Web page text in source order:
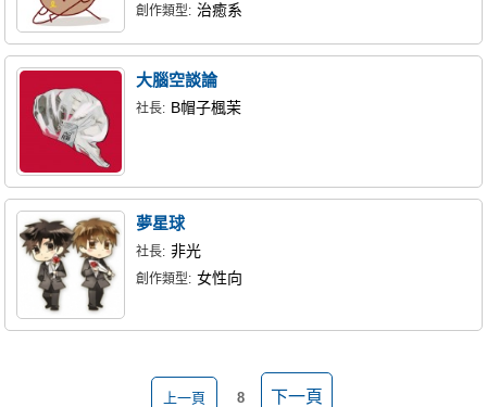
創作類型: 治癒系
大腦空談論
社長: B帽子楓茉
夢星球
社長: 非光
創作類型: 女性向
上一頁 8 下一頁